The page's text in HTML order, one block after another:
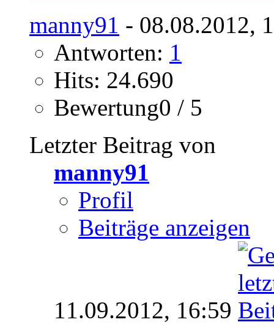
manny91 - 08.08.2012,
Antworten: 1
Hits: 24.690
Bewertung0 / 5
Letzter Beitrag von
manny91
Profil
Beiträge anzeigen
11.09.2012, 16:59